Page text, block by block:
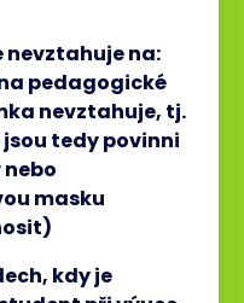
nevztahuje na:
pedagogické
nevztahuje, tj.
tedy povinni
masku
kdy je